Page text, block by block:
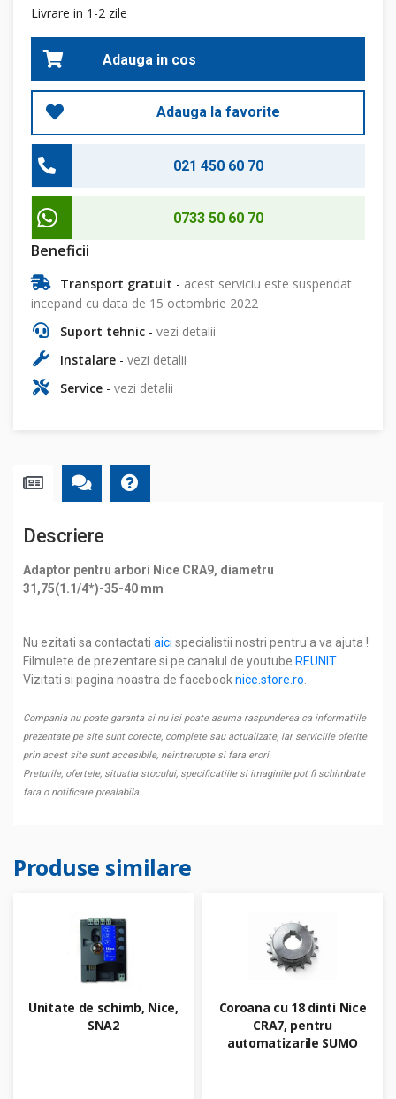
Livrare in 1-2 zile
Adauga in cos
Adauga la favorite
021 450 60 70
0733 50 60 70
Beneficii
Transport gratuit - acest serviciu este suspendat
incepand cu data de 15 octombrie 2022
Suport tehnic- vezi detalii
Instalare- vezi detalii
Service- vezi detalii
Descriere
Adaptor pentru arbori Nice CRA9, diametru
31,75(1.1/4*)-35-40 mm
Nu ezitati sa contactati aici specialistii nostri pentru a va ajuta !
Filmulete de prezentare si pe canalul de youtube REUNIT.
Vizitati si pagina noastra de facebooknice.store.ro
Compania nu poate garanta si nu isi poate asuma raspunderea ca informatiile
prezentate pe site sunt corecte, complete sau actualizate, iar serviciile oferite
prin acest site sunt accesibile, neintrerupte si fara erori.
Preturile, ofertele, situatia stocului, specificatiile si imaginile pot fi schimbate
fara o notificare prealabila.
Produse similare
Unitate de schimb, Nice,
SNA2
Coroana cu 18 dinti Nice
CRA7, pentru
automatizarile SUMO